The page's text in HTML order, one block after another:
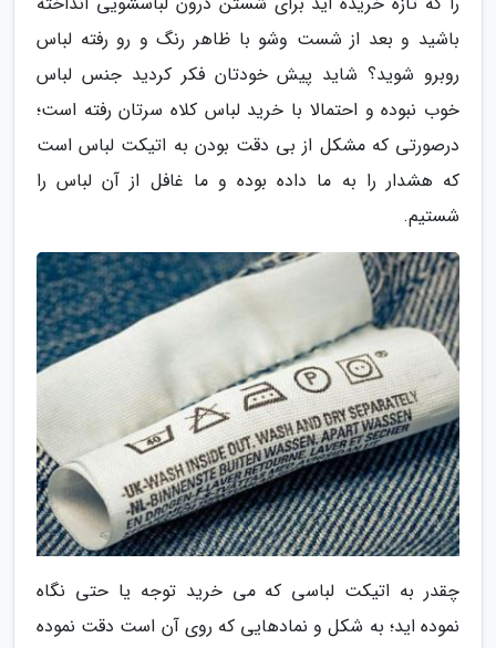
باشید و بعد از شست وشو با ظاهر رنگ و رو رفته لباس
روبرو شوید؟ شاید پیش خودتان فکر کردید جنس لباس
خوب نبوده و احتمالا با خرید لباس کلاه سرتان رفته است؛
درصورتی که مشکل از بی دقت بودن به اتیکت لباس است
که هشدار را به ما داده بوده و ما غافل از آن لباس را
شستیم.
چقدر به اتیکت لباسی که می خرید توجه یا حتی نگاه
نموده اید؛ به شکل و نمادهایی که روی آن است دقت نموده